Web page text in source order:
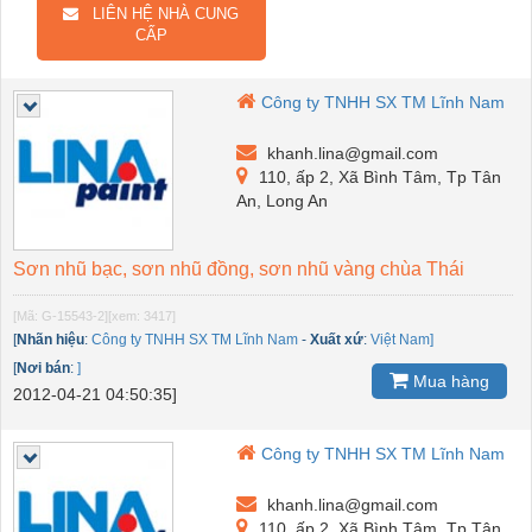
LIÊN HỆ NHÀ CUNG
CẤP
Công ty TNHH SX TM Lĩnh Nam
khanh.lina@gmail.com
110, ấp 2, Xã Bình Tâm, Tp Tân
An, Long An
Sơn nhũ bạc, sơn nhũ đồng, sơn nhũ vàng chùa Thái
[Mã: G-15543-2] [xem: 3417]
[Nhãn hiệu: Công ty TNHH SX TM Lĩnh Nam - Xuất xứ: Việt Nam]
[Nơi bán: ]
2012-04-21 04:50:35]
Mua hàng
Công ty TNHH SX TM Lĩnh Nam
khanh.lina@gmail.com